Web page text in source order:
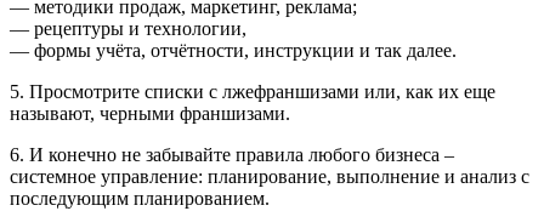
— методики продаж, маркетинг, реклама;
— рецептуры и технологии,
— формы учёта, отчётности, инструкции и так далее.
5. Просмотрите списки с лжефраншизами или, как их еще
называют, черными франшизами.
6. И конечно не забывайте правила любого бизнеса –
системное управление: планирование, выполнение и анализ с
последующим планированием.